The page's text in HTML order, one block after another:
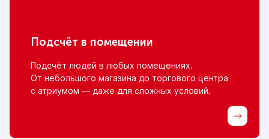
Подсчёт в помещении
Подсчёт людей в любых помещениях.
От небольшого магазина до торгового центра
с атриумом — даже для сложных условий.